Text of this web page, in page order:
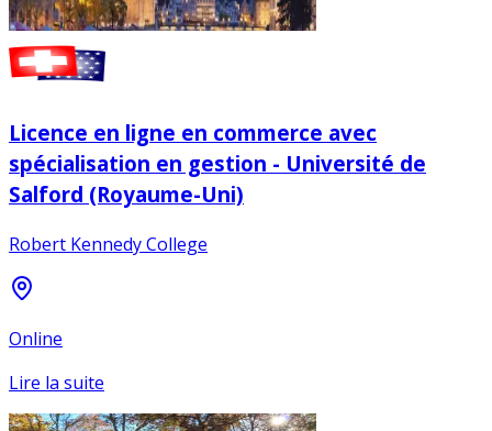
Licence en ligne en commerce avec
spécialisation en gestion - Université de
Salford (Royaume-Uni)
Robert Kennedy College
Online
Lire la suite